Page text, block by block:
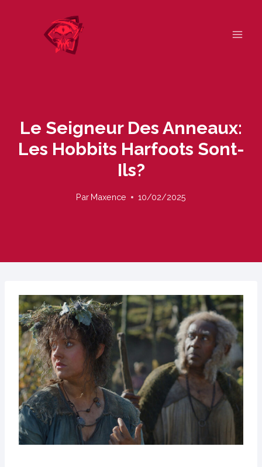
Le Seigneur Des Anneaux:
Les Hobbits Harfoots Sont-
Ils?
Par Maxence 10/02/2025